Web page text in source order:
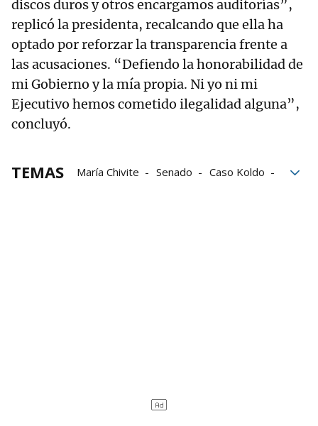
discos duros y otros encargamos auditorías”,
replicó la presidenta, recalcando que ella ha
optado por reforzar la transparencia frente a
las acusaciones. “Defiendo la honorabilidad de
mi Gobierno y la mía propia. Ni yo ni mi
Ejecutivo hemos cometido ilegalidad alguna”,
concluyó.
TEMAS María Chivite Senado
Caso Koldo